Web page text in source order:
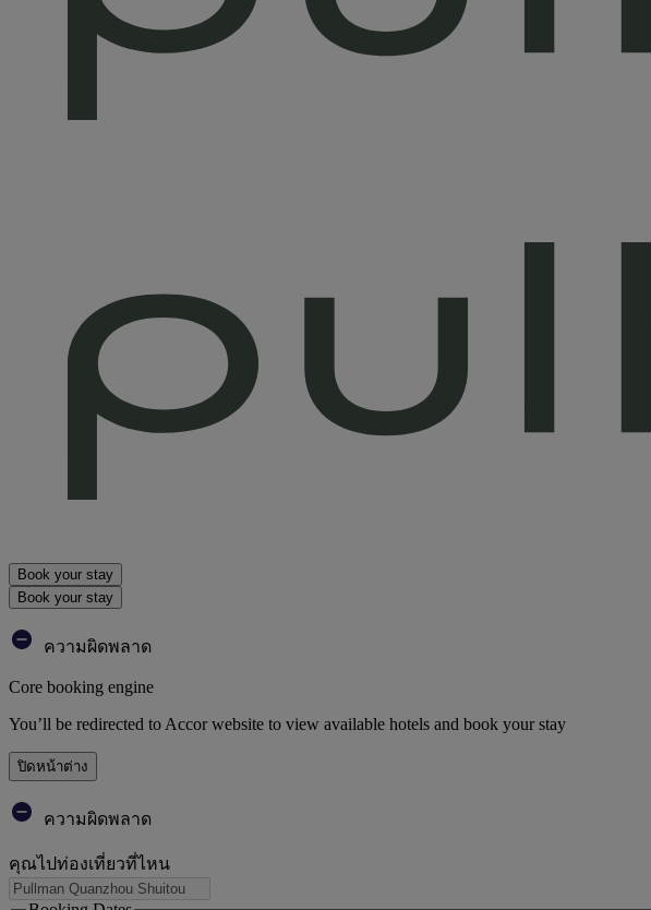
Book your stay
Book your stay
ความผิดพลาด
Core booking engine
You’ll be redirected to Accor website to view available hotels and book your stay
ปิดหน้าต่าง
ความผิดพลาด
คุณไปท่องเที่ยวที่ไหน